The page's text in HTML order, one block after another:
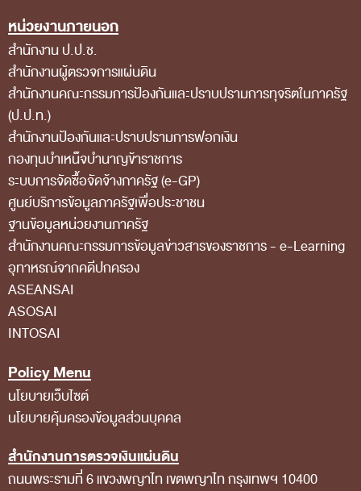
เอกสารที่เกี่ยวข้อง
ตราสัญลักษณ์ สตง.
ผลการตรวจสอบ
ผลการตรวจสอบที่สำคัญ
สถิติการตรวจสอบรายงานการเงิน
ข้อมูลสาธารณะ
ข่าวสารการจัดซื้อจัดจ้างของ สตง.
แผนการจัดซื้อจัดจ้าง
ประกาศประกวดราคา/ราคากลาง/ขายพัสดุเสื่อม
สภาพ
สรุปผลการจัดซื้อจัดจ้าง
การรายงานผลการจัดซื้อจัดจ้าง หรือการจัดการ
พัสดุ
ศูนย์ข้อมูลข่าวสารของราชการ
หน่วยงานภายนอก
สำนักงาน ป.ป.ช.
สำนักงานผู้ตรวจการแผ่นดิน
สำนักงานคณะกรรมการป้องกันและปราบปรามการทุจริตในภาครัฐ
(ป.ป.ท.)
สำนักงานป้องกันและปราบปรามการฟอกเงิน
กองทุนบำเหน็จบำนาญข้าราชการ
ระบบการจัดซื้อจัดจ้างภาครัฐ (e-GP)
ศูนย์บริการข้อมูลภาครัฐเพื่อประชาชน
ฐานข้อมูลหน่วยงานภาครัฐ
สํานักงานคณะกรรมการข้อมูลข่าวสารของราชการ - e-Learning
อุทาหรณ์จากคดีปกครอง
ASEANSAI
ASOSAI
INTOSAI
Policy Menu
นโยบายเว็บไซต์
นโยบายคุ้มครองข้อมูลส่วนบุคคล
สำนักงานการตรวจเงินแผ่นดิน
ถนนพระรามที่ 6 แขวงพญาไท เขตพญาไท กรุงเทพฯ 10400